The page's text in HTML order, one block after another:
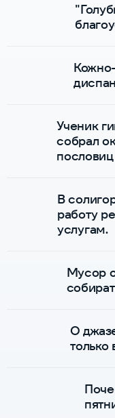
Ученик
собрал
пословиц
В
работу
услугам.
Мусор
О
только